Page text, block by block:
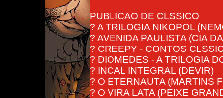
PUBLICAO DE CLSSICO
? A TRILOGIA NIKOPOL
? AVENIDA PAULISTA (CIA
? CREEPY - CONTOS
? DIOMEDES - A TRILOGIA
? INCAL INTEGRAL (DEVIR)
? O ETERNAUTA (MARTINS
? O VIRA LATA (PEIXE